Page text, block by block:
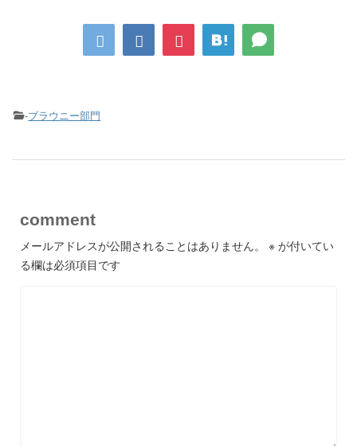
-ブラウニー部門
comment
メールアドレスが公開されることはありません。 ※ が付いてい
る欄は必須項目です